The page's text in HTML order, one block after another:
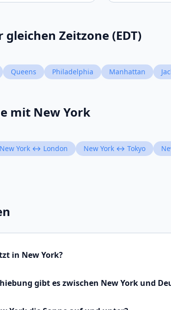
Zeitzone (EDT)
Queens Philadelphia Manhattan
mit New York
New York ↔ London New York ↔ Tokyo
in New York?
gibt es zwischen New York und